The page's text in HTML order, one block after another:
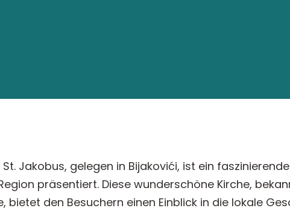
Jakobus, gelegen in Bijakovići, ist ein
präsentiert. Diese wunderschöne Kirche,
bietet den Besuchern einen Einblick in die lokale